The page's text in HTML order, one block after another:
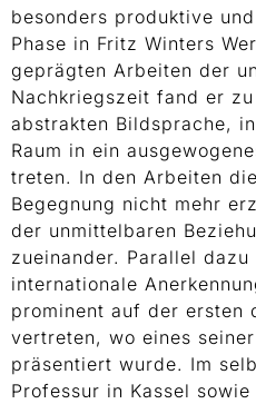
besonders produktive
Phase in Fritz Winters
geprägten Arbeiten der
Nachkriegszeit fand er
abstrakten Bildsprache,
Raum in ein
treten. In den Arbeiten
Begegnung nicht mehr
der unmittelbaren
zueinander. Parallel
internationale
prominent auf der ersten
vertreten, wo eines
präsentiert wurde. Im
Professur in Kassel